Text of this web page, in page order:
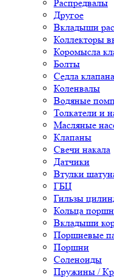
Распредвалы
Другое
Вкладыши
Коллекторы
Коромысла
Болты
Седла клапана
Коленвалы
Водяные
Толкатели и
Масляные
Клапаны
Свечи накала
Датчики
Втулки
ГБЦ
Гильзы
Кольца
Вкладыши
Поршневые
Поршни
Соленоиды
Пружины /